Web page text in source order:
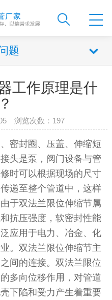
题
工作原理是什
浏览次数： 197
密封圈、压盖、伸缩短
头是泵，阀门设备与管
时可以根据现场的尺寸
递至整个管道中，这样
于双法兰限位伸缩节属
抗压强度，软密封性能
应用于电力、冶金、化
。双法兰限位伸缩节主
间的连接。双法兰限位
多向位移作用，对管道
下陷和受力产生着重要